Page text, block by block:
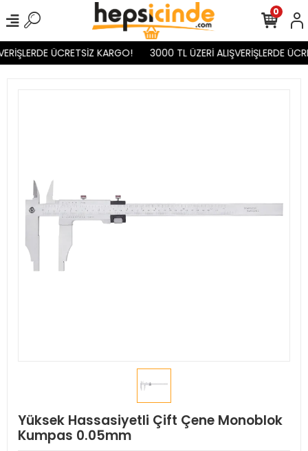
ÜCRETSİZ KARGO! 3000 TL ÜZERİ ALIŞVERİŞLERDE
0
Yüksek Hassasiyetli Çift Çene Monoblok
Kumpas 0.05mm